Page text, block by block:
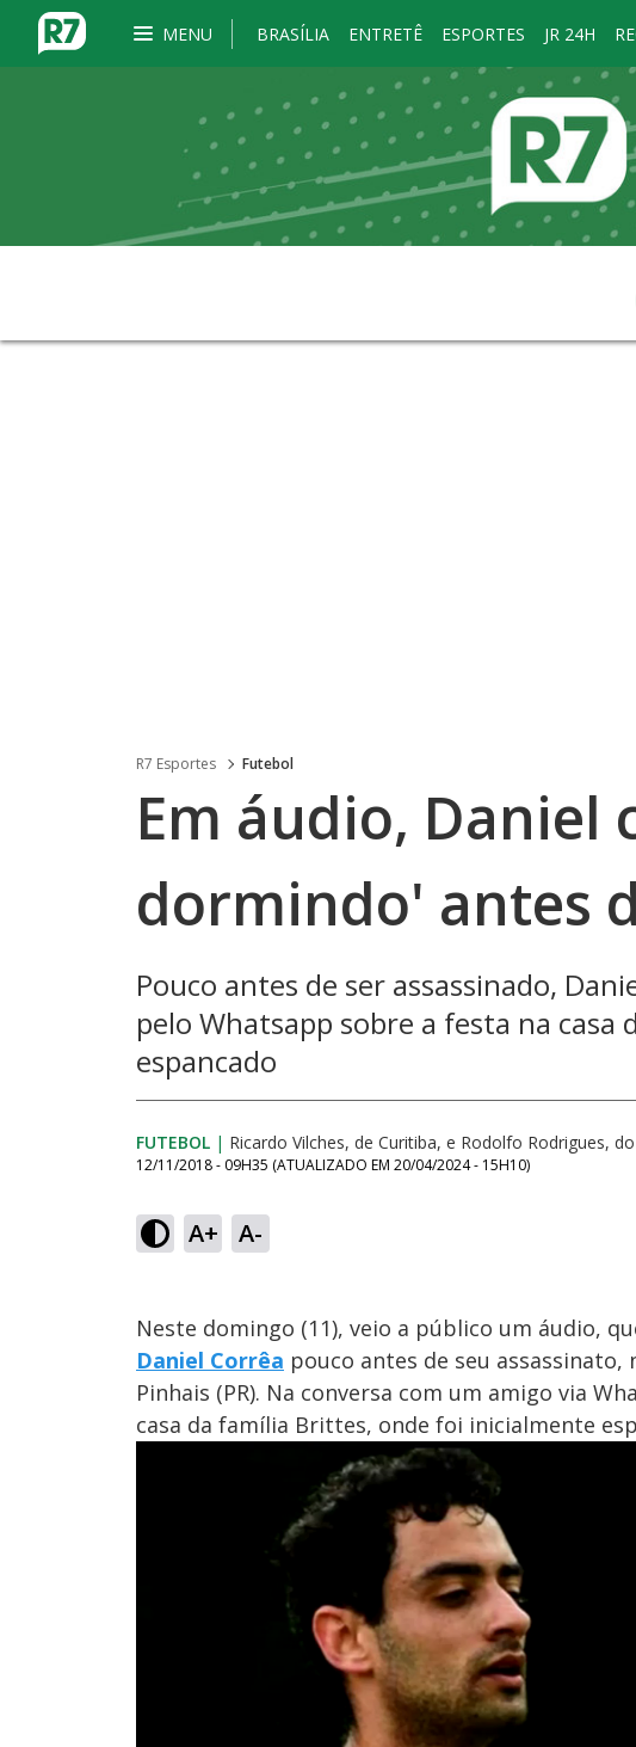
MENU BRASÍLIA ENTRETÊ ESPORTES JR 24H
R7 Esportes Futebol
Em áudio, Daniel
dormindo' antes
Pouco antes de ser assassinado,
pelo Whatsapp sobre a festa na
espancado
FUTEBOL | Ricardo Vilches, de Curitiba, e Rodolfo Rodrigues,
12/11/2018 - 09H35 (ATUALIZADO EM 20/04/2024 - 15H10)
A+ A-
Neste domingo (11), veio a público um áudio,
Daniel Corrêa pouco antes de seu assassinato,
Pinhais (PR). Na conversa com um amigo via
casa da família Brittes, onde foi inicialmente